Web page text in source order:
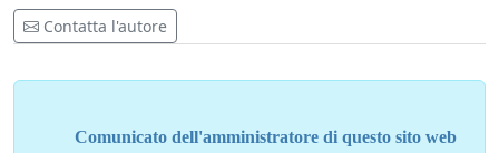
Contatta l'autore
Comunicato dell'amministratore di questo sito web